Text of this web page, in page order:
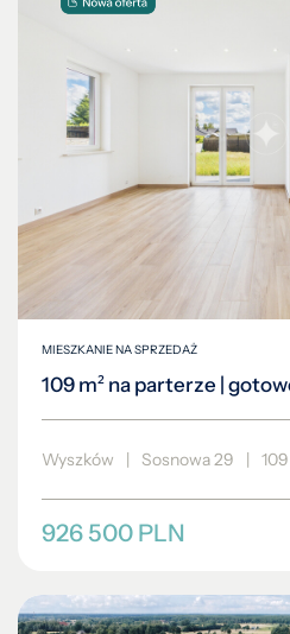
MIESZKANIE NA SPRZEDAŻ
109 m² na parterze |
Wyszków | Sosnowa 29 |
926 500 PLN